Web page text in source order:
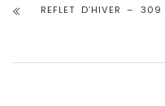
REFLET D’HIVER – 309